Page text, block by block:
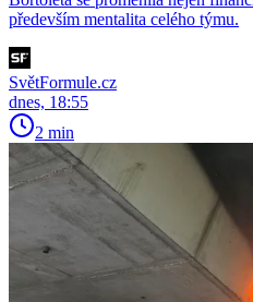
především mentalita celého týmu.
SvětFormule.cz
dnes, 18:55
2 min